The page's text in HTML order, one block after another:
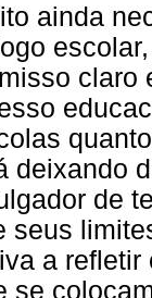
ainda
claro
deixando
de
seus
a
se